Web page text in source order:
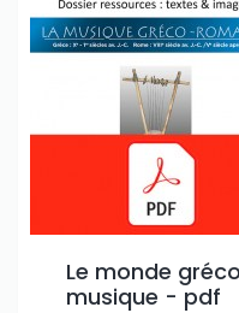
Le monde
musique - pdf